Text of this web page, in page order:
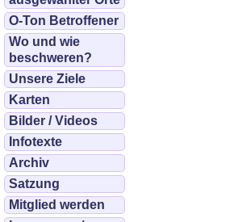
O-Ton Betroffener
Wo und wie
beschweren?
Unsere Ziele
Karten
Bilder / Videos
Infotexte
Archiv
Satzung
Mitglied werden